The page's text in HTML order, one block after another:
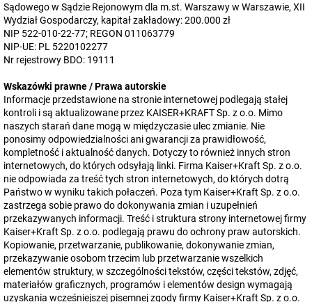
Sądowego w Sądzie Rejonowym dla m.st. Warszawy w Warszawie, XII
Wydział Gospodarczy, kapitał zakładowy: 200.000 zł
NIP 522-010-22-77; REGON 011063779
NIP-UE: PL 5220102277
Nr rejestrowy BDO: 19111
Wskazówki prawne / Prawa autorskie
Informacje przedstawione na stronie internetowej podlegają stałej
kontroli i są aktualizowane przez KAISER+KRAFT Sp. z o.o. Mimo
naszych starań dane mogą w międzyczasie ulec zmianie. Nie
ponosimy odpowiedzialności ani gwarancji za prawidłowość,
kompletność i aktualność danych. Dotyczy to również innych stron
internetowych, do których odsyłają linki. Firma Kaiser+Kraft Sp. z o.o.
nie odpowiada za treść tych stron internetowych, do których dotrą
Państwo w wyniku takich połaczeń. Poza tym Kaiser+Kraft Sp. z o.o.
zastrzega sobie prawo do dokonywania zmian i uzupełnień
przekazywanych informacji. Treść i struktura strony internetowej firmy
Kaiser+Kraft Sp. z o.o. podlegają prawu do ochrony praw autorskich.
Kopiowanie, przetwarzanie, publikowanie, dokonywanie zmian,
przekazywanie osobom trzecim lub przetwarzanie wszelkich
elementów struktury, w szczególności tekstów, części tekstów, zdjęć,
materiałów graficznych, programów i elementów design wymagają
uzyskania wcześniejszej pisemnej zgody firmy Kaiser+Kraft Sp. z o.o.